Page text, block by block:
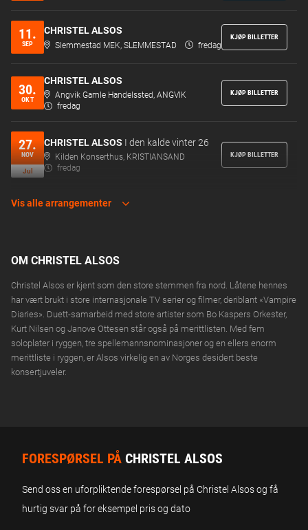
11.
SEP
CHRISTEL ALSOS
Slemmestad MEK, SLEMMESTAD fredag
KJØP BILLETTER
30.
OKT
CHRISTEL ALSOS
Angvik Gamle Handelssted, ANGVIK
fredag
KJØP BILLETTER
27.
NOV
Jul
CHRISTEL ALSOS I den kalde vinter 26
Kilden Konserthus, KRISTIANSAND
fredag
KJØP BILLETTER
28.
NOV
Jul
CHRISTEL ALSOS I den kalde vinter 26
Moss Kulturhus, MOSS søndag
KJØP BILLETTER
30.
NOV
Jul
CHRISTEL ALSOSI den kalde vinter 26
Drammens Teater, DRAMMEN mandag
KJØP BILLETTER
DES
Nøtterøy Kulturhus, BORGHEIM lørdag
KJØP BILLETTER
Vis alle arrangementer
OM CHRISTEL ALSOS
Christel Alsos er kjent som den store stemmen fra nord. Låtene hennes
har vært brukt i store internasjonale TV serier og filmer, deriblant «Vampire
Diaries». Duett-samarbeid med store artister som Bo Kaspers Orkester,
Kurt Nilsen og Janove Ottesen står også på merittlisten. Med fem
soloplater i ryggen, tre spellemannsnominasjoner og en ellers enorm
merittliste i ryggen, er Alsos virkelig en av Norges desidert beste
konsertjuveler.
FORESPØRSEL PÅ CHRISTEL ALSOS
Send oss en uforpliktende forespørsel på Christel Alsos og få
hurtig svar på for eksempel pris og dato